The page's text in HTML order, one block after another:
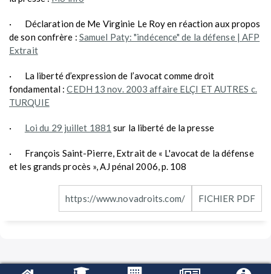
· Déclaration de Me Virginie Le Roy en réaction aux propos
de son confrère : Samuel Paty: "indécence" de la défense | AFP
Extrait
· La liberté d’expression de l’avocat comme droit
fondamental :CEDH 13 nov. 2003 affaire ELÇI ET AUTRES c.
TURQUIE
· Loi du 29 juillet 1881 sur la liberté de la presse
· François Saint-Pierre, Extrait de « L'avocat de la défense
et les grands procès », AJ pénal 2006, p. 108
FICHIER PDF
https://www.novadroits.com/